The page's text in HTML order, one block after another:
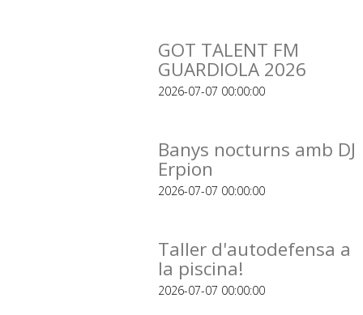
GOT TALENT FM
GUARDIOLA 2026
2026-07-07 00:00:00
Banys nocturns amb DJ
Erpion
2026-07-07 00:00:00
Taller d'autodefensa a
la piscina!
2026-07-07 00:00:00